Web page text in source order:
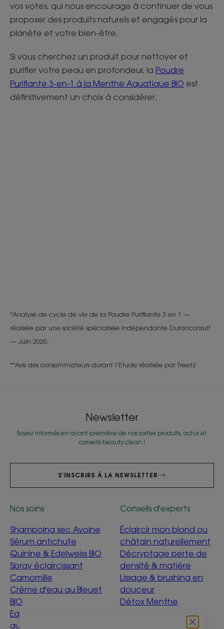
vos votes, qui nous encourage à continuer de vous
proposer des produits naturels et engagés pour la
planète et votre bien-être.
Si vous cherchez un produit pour nettoyer et
purifier votre peau en profondeur, la Poudre
Purifiante 3-en-1 à la Menthe Aquatique BIO est
définitivement un choix à considérer.
*Analyse de cycle de vie de la Poudre Purifiante 3 en 1 —
réalisée par une société spécialisée indépendante Duranconsult
— Juin 2020.
**Avis des consommateurs durant l’Etude réalisée par Treetz
Newsletter
Soyez informés en avant-première de nos sorties produits, actus et
conseils beauty clean !
S'INSCRIRE À LA NEWSLETTER
Nos soins
Shampoing sec Avoine
Sérum antichute
Quinine & Edelweiss BIO
Spray éclaircissant
Camomille
Crème d'eau au Bleuet
BIO
Eau nettoyante Bébé
au Calendula
Conseils d'experts
Éclaircir mon blond ou
châtain naturellement
Décryptage perte de
densité & matière
Lissage & brushing en
douceur
Détox Menthe
C'est quoi être éco-